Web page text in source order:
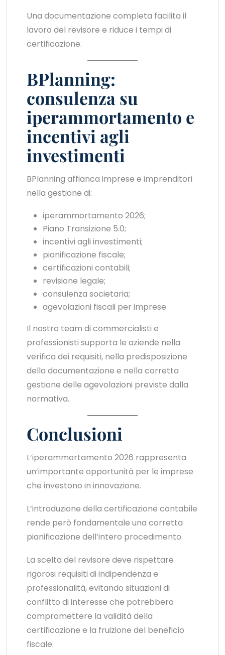
Una documentazione completa facilita il
lavoro del revisore e riduce i tempi di
certificazione.
BPlanning:
consulenza su
iperammortamento e
incentivi agli
investimenti
BPlanning affianca imprese e imprenditori
nella gestione di:
iperammortamento 2026;
Piano Transizione 5.0;
incentivi agli investimenti;
pianificazione fiscale;
certificazioni contabili;
revisione legale;
consulenza societaria;
agevolazioni fiscali per imprese.
Il nostro team di commercialisti e
professionisti supporta le aziende nella
verifica dei requisiti, nella predisposizione
della documentazione e nella corretta
gestione delle agevolazioni previste dalla
normativa.
Conclusioni
L’iperammortamento 2026 rappresenta
un’importante opportunità per le imprese
che investono in innovazione.
L’introduzione della certificazione contabile
rende però fondamentale una corretta
pianificazione dell’intero procedimento.
La scelta del revisore deve rispettare
rigorosi requisiti di indipendenza e
professionalità, evitando situazioni di
conflitto di interesse che potrebbero
compromettere la validità della
certificazione e la fruizione del beneficio
fiscale.